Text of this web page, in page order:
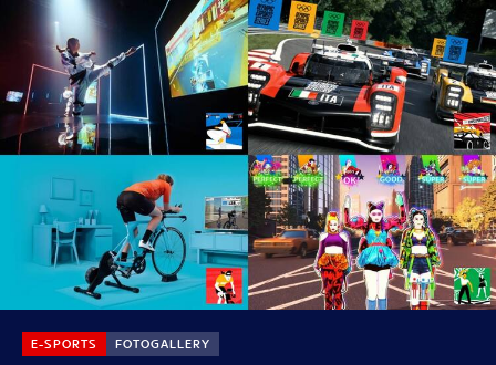
E-SPORTS FOTOGALLERY